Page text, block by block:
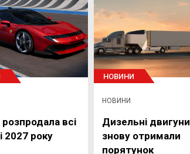
всі
2027 року
НОВИНИ
НОВИНИ
Дизельні двигуни
знову отримали
порятунок